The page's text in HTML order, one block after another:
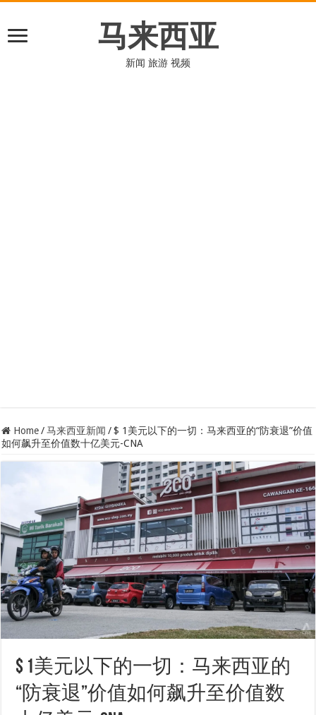
马来西亚
新闻 旅游 视频
Home / 马来西亚新闻 / $ 1美元以下的一切：马来西亚的“防衰退”价值
如何飙升至价值数十亿美元-CNA
$ 1美元以下的一切：马来西亚的
“防衰退”价值如何飙升至价值数